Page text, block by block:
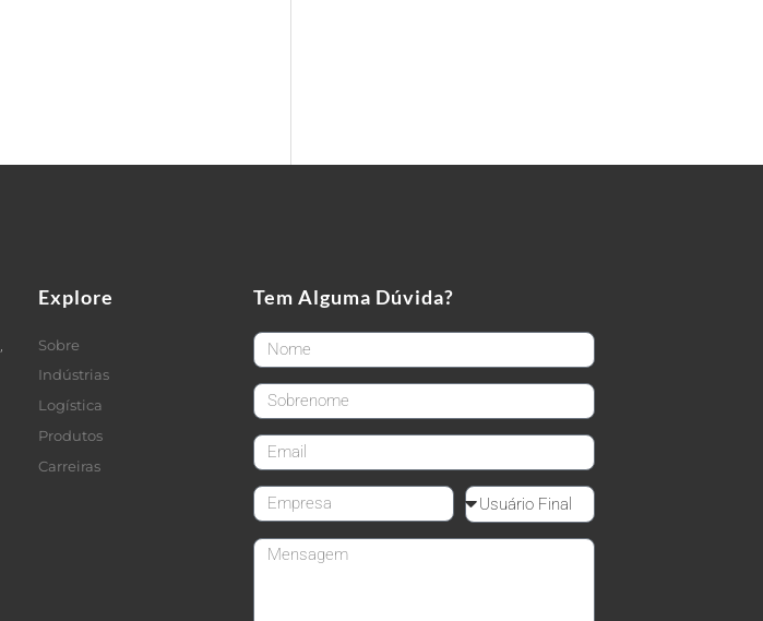
Explore
Sobre
Indústrias
Logística
Produtos
Carreiras
Tem Alguma Dúvida?
FirstName
LastName
email
CompanyName Reseller
Message